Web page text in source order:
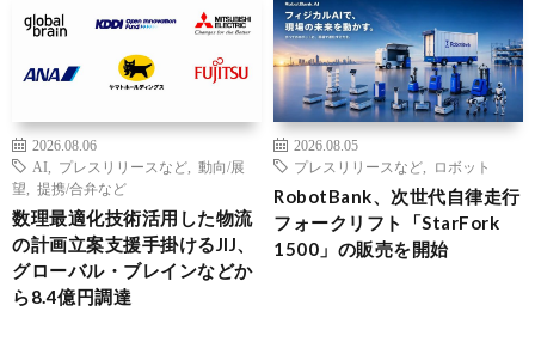
2026.08.06
AI
プレスリリースなど
動向/展
望
提携/合弁など
数理最適化技術活用した物流
の計画立案支援手掛けるJIJ、
グローバル・ブレインなどか
ら8.4億円調達
2026.08.05
プレスリリースなど
ロボット
RobotBank、次世代自律走行
フォークリフト「StarFork
1500」の販売を開始